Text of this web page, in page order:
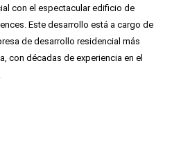
con el espectacular edificio de
Este desarrollo está a cargo de
de desarrollo residencial más
con décadas de experiencia en el